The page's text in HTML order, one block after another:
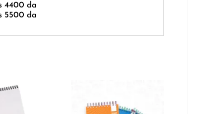
4400 da
5500 da